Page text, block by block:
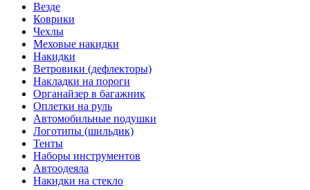
Везде
Коврики
Чехлы
Меховые накидки
Накидки
Ветровики (дефлекторы)
Накладки на пороги
Органайзер в багажник
Оплетки на руль
Автомобильные подушки
Логотипы (шильдик)
Тенты
Наборы инструментов
Автоодеяла
Накидки на стекло